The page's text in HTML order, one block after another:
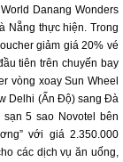
Danang Wonders
Nẵng thực hiện. Trong
giảm giá 20% vé
tiên trên chuyến bay
vòng xoay Sun Wheel
Delhi (Ấn Độ) sang Đà
5 sao Novotel bên
với giá 2.350.000
các dịch vụ ăn uống,